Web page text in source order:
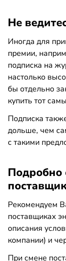
Не
Иногда для
премии,
подписка на
настолько
бы отдельно
купить тот
Подписка
дольше, чем
с такими
Подробно
Рекомендуем
поставщиках
описания
компании) и
При смене